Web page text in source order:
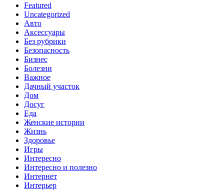
Featured
Uncategorized
Авто
Аксессуары
Без рубрики
Безопасность
Бизнес
Болезни
Важное
Дачный участок
Дом
Досуг
Еда
Женские истории
Жизнь
Здоровье
Игры
Интересно
Интересно и полезно
Интернет
Интерьер